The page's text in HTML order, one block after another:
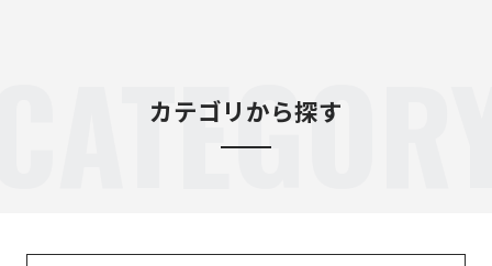
カテゴリから探す